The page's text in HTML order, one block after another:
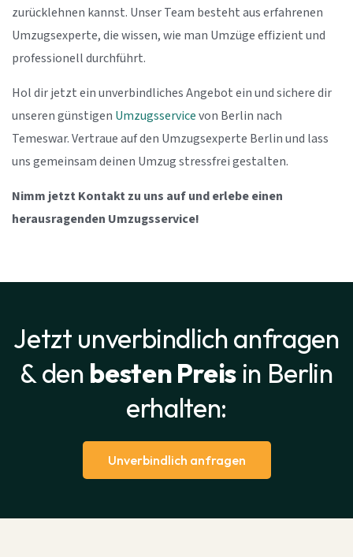
zurücklehnen kannst. Unser Team besteht aus erfahrenen
Umzugsexperte, die wissen, wie man Umzüge effizient und
professionell durchführt.
Hol dir jetzt ein unverbindliches Angebot ein und sichere dir
unseren günstigen Umzugsservicevon Berlin nach
Temeswar. Vertraue auf den Umzugsexperte Berlin und lass
uns gemeinsam deinen Umzug stressfrei gestalten.
Nimm jetzt Kontakt zu uns auf und erlebe einen
herausragenden Umzugsservice!
Jetzt unverbindlich anfragen
& den besten Preis in Berlin
erhalten:
Unverbindlich anfragen